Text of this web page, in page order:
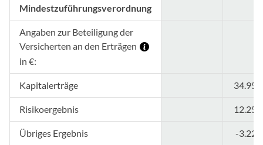
Mindestzuführungsverordnung
Angaben zur Beteiligung der
Versicherten an den Erträgen
in €:
Kapitalerträge
Risikoergebnis
Übriges Ergebnis -